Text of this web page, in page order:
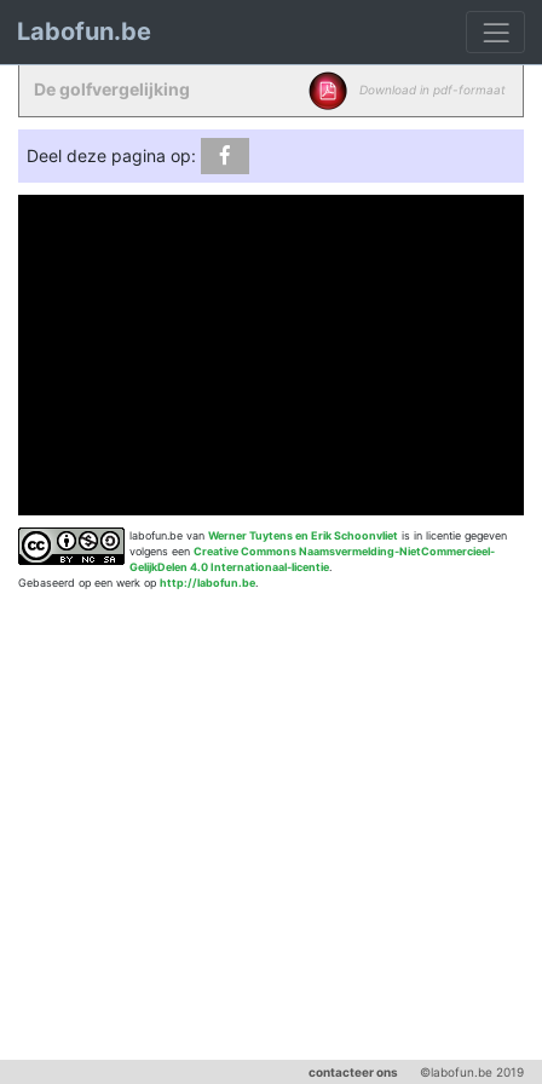
Labofun.be
De golfvergelijking Download in pdf-formaat
Deel deze pagina op:
labofun.be van Werner Tuytens en Erik Schoonvliet is in licentie gegeven
volgens een Creative Commons Naamsvermelding-NietCommercieel-
GelijkDelen 4.0 Internationaal-licentie
Gebaseerd op een werk op http://labofun.be
contacteer ons ©labofun.be 2019